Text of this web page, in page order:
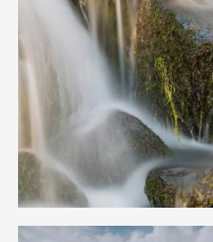
Auf den Höhen links
Westerwald und Taunus
Ein- und